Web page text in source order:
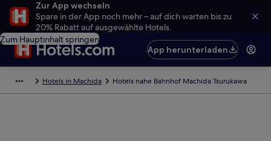
Zur App wechseln
Spare in der App noch mehr – auf dich warten bis zu
20% Rabatt auf ausgewählte Hotels.
Zum Hauptinhalt springen
App herunterladen
Hotels in Machida Hotels nahe Bahnhof Machida Tsurukawa